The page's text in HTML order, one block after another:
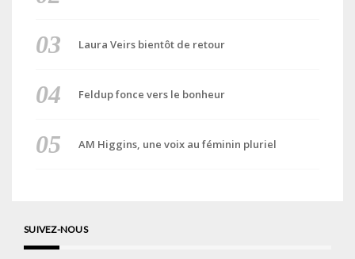
Laura Veirs bientôt de retour
Feldup fonce vers le bonheur
AM Higgins, une voix au féminin pluriel
SUIVEZ-NOUS